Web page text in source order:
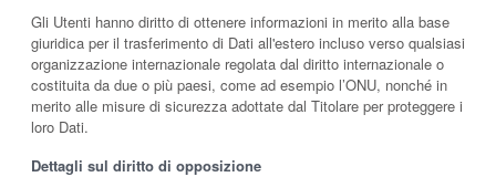
Gli Utenti hanno diritto di ottenere informazioni in merito alla base
giuridica per il trasferimento di Dati all'estero incluso verso qualsiasi
organizzazione internazionale regolata dal diritto internazionale o
costituita da due o più paesi, come ad esempio l’ONU, nonché in
merito alle misure di sicurezza adottate dal Titolare per proteggere i
loro Dati.
Dettagli sul diritto di opposizione